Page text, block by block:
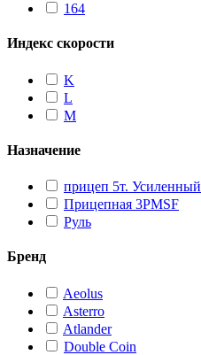
164
Индекс скорости
K
L
M
Назначение
прицеп 5т. Усиленный
Прицепная 3PMSF
Руль
Бренд
Aeolus
Asterro
Atlander
Double Coin